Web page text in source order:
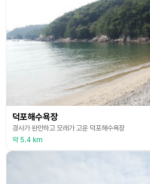
덕포해수욕장
경사가 완만하고 모래가 고운 덕포해수욕장
약 5.4 km